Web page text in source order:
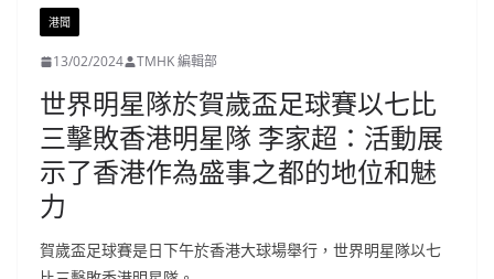
港聞
13/02/2024 TMHK 編輯部
世界明星隊於賀歲盃足球賽以七比
三擊敗香港明星隊 李家超：活動展
示了香港作為盛事之都的地位和魅
力
賀歲盃足球賽是日下午於香港大球場舉行，世界明星隊以七